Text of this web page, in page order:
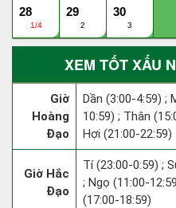
28
1/4
29
2
30
3
XEM TỐT XẤU
Giờ
Hoàng
Đạo
Dần (3:00-4:59) ;
10:59) ; Thân
Hợi (21:00-22:59)
Giờ Hắc
Đạo
Tí (23:00-0:59) ;
; Ngọ (11:00-
(17:00-18:59)